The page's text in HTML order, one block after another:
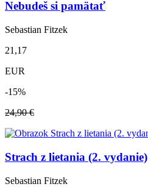
Nebudeš si pamätať
Sebastian Fitzek
21,17
EUR
-15%
24,90 €
Strach z lietania (2. vydanie)
Sebastian Fitzek